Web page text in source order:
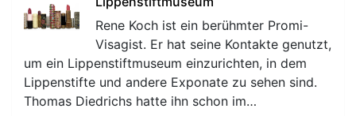
Rene Koch ist ein berühmter Promi-
Visagist. Er hat seine Kontakte genutzt,
um ein Lippenstiftmuseum einzurichten, in dem
Lippenstifte und andere Exponate zu sehen sind.
Thomas Diedrichs hatte ihn schon im…